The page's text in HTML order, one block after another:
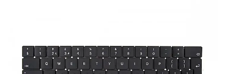
A2442 (M1 14” 2021)
A2485 (M1 16” 2021)